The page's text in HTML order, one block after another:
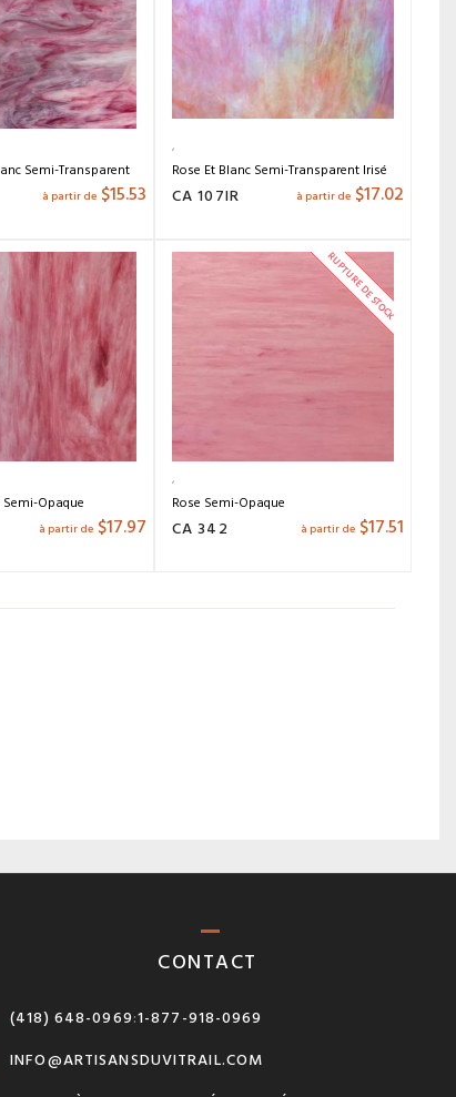
Semi-Transparent
à partir de $15.53
Rose Et Blanc Semi-Transparent Irisé
CA 107IR à partir de $17.02
Opaque
à partir de $17.97
RUPTURE DE STOCK
Rose Semi-Opaque
CA 342 à partir de $17.51
CONTACT
(418) 648-0969:1-877-918-0969
INFO@ARTISANSDUVITRAIL.COM